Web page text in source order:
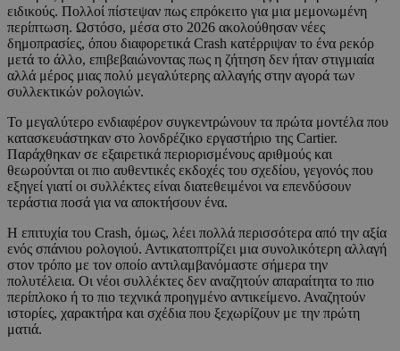
ειδικούς. Πολλοί πίστεψαν πως επρόκειτο για μια μεμονωμένη
περίπτωση. Ωστόσο, μέσα στο 2026 ακολούθησαν νέες
δημοπρασίες, όπου διαφορετικά Crash κατέρριψαν το ένα ρεκόρ
μετά το άλλο, επιβεβαιώνοντας πως η ζήτηση δεν ήταν στιγμιαία
αλλά μέρος μιας πολύ μεγαλύτερης αλλαγής στην αγορά των
συλλεκτικών ρολογιών.
Το μεγαλύτερο ενδιαφέρον συγκεντρώνουν τα πρώτα μοντέλα που
κατασκευάστηκαν στο λονδρέζικο εργαστήριο της Cartier.
Παράχθηκαν σε εξαιρετικά περιορισμένους αριθμούς και
θεωρούνται οι πιο αυθεντικές εκδοχές του σχεδίου, γεγονός που
εξηγεί γιατί οι συλλέκτες είναι διατεθειμένοι να επενδύσουν
τεράστια ποσά για να αποκτήσουν ένα.
Η επιτυχία του Crash, όμως, λέει πολλά περισσότερα από την αξία
ενός σπάνιου ρολογιού. Αντικατοπτρίζει μια συνολικότερη αλλαγή
στον τρόπο με τον οποίο αντιλαμβανόμαστε σήμερα την
πολυτέλεια. Οι νέοι συλλέκτες δεν αναζητούν απαραίτητα το πιο
περίπλοκο ή το πιο τεχνικά προηγμένο αντικείμενο. Αναζητούν
ιστορίες, χαρακτήρα και σχέδια που ξεχωρίζουν με την πρώτη
ματιά.